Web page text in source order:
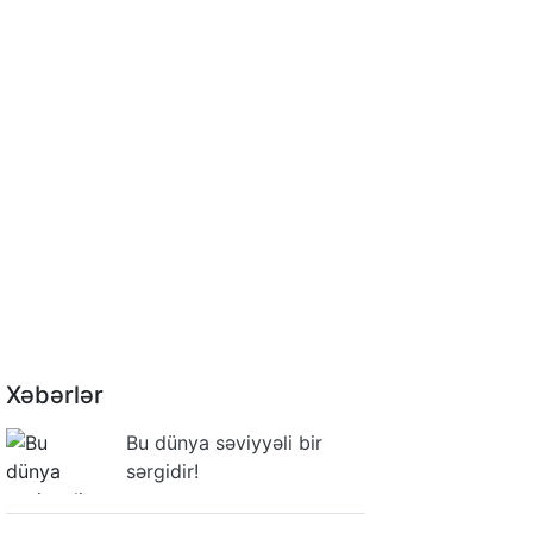
Xəbərlər
Bu dünya səviyyəli bir
sərgidir!